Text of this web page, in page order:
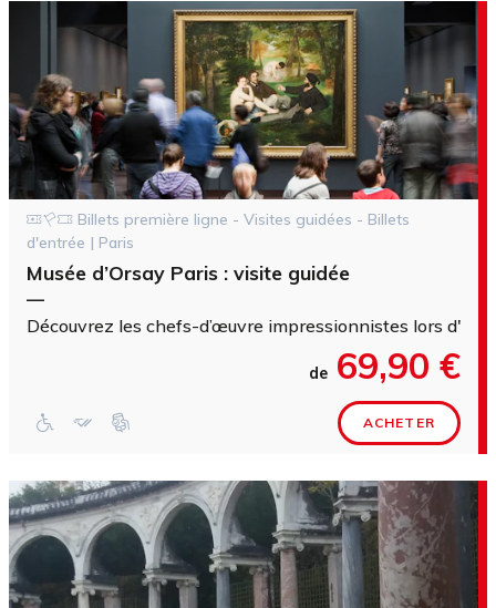
Billets première ligne - Visites guidées - Billets
d'entrée | Paris
Musée d’Orsay Paris : visite guidée
—
Découvrez les chefs-d’œuvre impressionnistes lors
de 69,90 €
ACHETER